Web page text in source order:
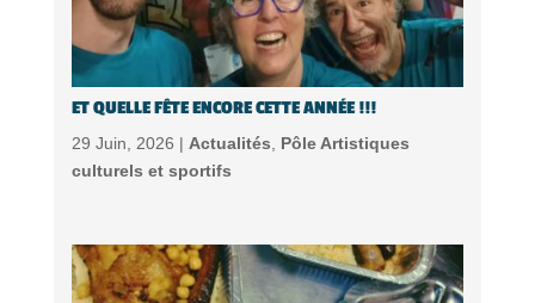
ET QUELLE FÊTE ENCORE CETTE ANNÉE !!!
29 Juin, 2026 | Actualités
Pôle Artistiques
culturels et sportifs